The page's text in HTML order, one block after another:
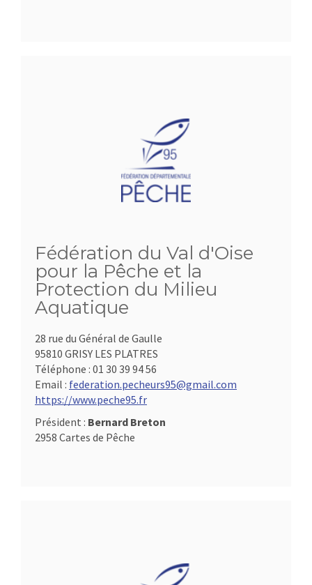
Fédération du Val d'Oise
pour la Pêche et la
Protection du Milieu
Aquatique
28 rue du Général de Gaulle
95810 GRISY LES PLATRES
Téléphone : 01 30 39 94 56
Email : federation.pecheurs95@gmail.com
https://www.peche95.fr
Président : Bernard Breton
2958 Cartes de Pêche